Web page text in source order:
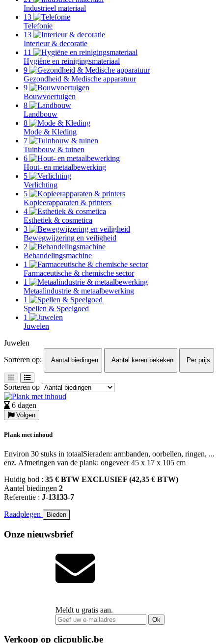
Industrieel materiaal
13
Telefonie
13
Interieur & decoratie
11
Hygiëne en reinigingsmateriaal
9
Gezondheid & Medische apparatuur
9
Bouwvoertuigen
8
Landbouw
8
Mode & Kleding
7
Tuinbouw & tuinen
6
Hout- en metaalbewerking
5
Verlichting
5
Kopieerapparaten & printers
4
Esthetiek & cosmetica
3
Bewegwijzering en veiligheid
2
Behandelingsmachine
1
Farmaceutische & chemische sector
1
Metaalindustrie & metaalbewerking
1
Spellen & Speelgoed
1
Juwelen
Juwelen
Sorteren op:
Aantal biedingen Aantal keren bekeken Per prijs
Sorteren op
6 dagen
Volgen
Plank met inhoud
Environ 30 stuks in totaalSieraden: armbanden, oorbellen, ringen, ...
enz. Afmetingen van de plank: ongeveer 45 x 17 x 105 cm
Huidig bod : 35 € BTW EXCLUSIEF (42,35 € BTW)
Aantel biedingen 2
Referentie : J-13133-7
Raadplegen Bieden
Onze nieuwsbrief
Meldt u gratis aan.
Ok
Verkoop op clicpublic.be